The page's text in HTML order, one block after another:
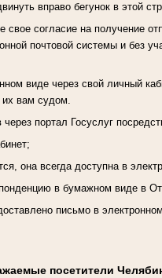
вправо бегунок в этой
свое согласие на получение
почтовой системы и без
виде через свой личный
их вам судом.
портал Госуслуг
она всегда доступна в
в бумажном виде в
письмо в
посетители